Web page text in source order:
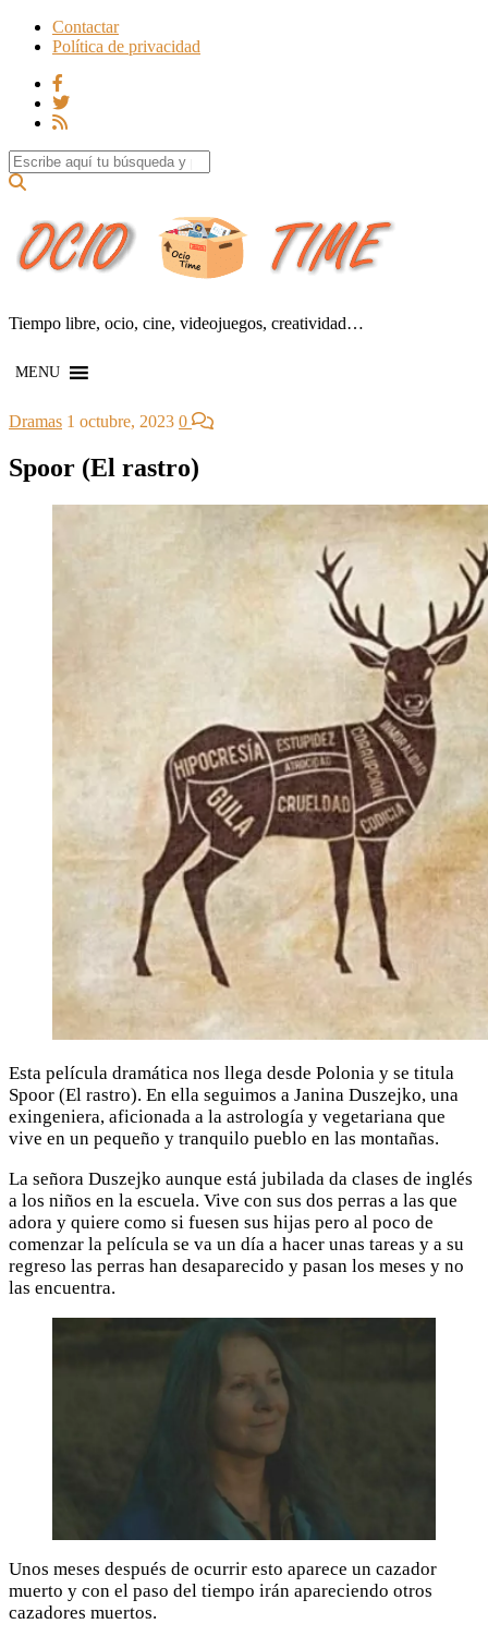
Contactar
Política de privacidad
Search for:
Tiempo libre, ocio, cine, videojuegos, creatividad…
MENU
Dramas 1 octubre, 2023 0
Spoor (El rastro)
Esta película dramática nos llega desde Polonia y se titula
Spoor (El rastro). En ella seguimos a Janina Duszejko, una
exingeniera, aficionada a la astrología y vegetariana que
vive en un pequeño y tranquilo pueblo en las montañas.
La señora Duszejko aunque está jubilada da clases de inglés
a los niños en la escuela. Vive con sus dos perras a las que
adora y quiere como si fuesen sus hijas pero al poco de
comenzar la película se va un día a hacer unas tareas y a su
regreso las perras han desaparecido y pasan los meses y no
las encuentra.
Unos meses después de ocurrir esto aparece un cazador
muerto y con el paso del tiempo irán apareciendo otros
cazadores muertos.